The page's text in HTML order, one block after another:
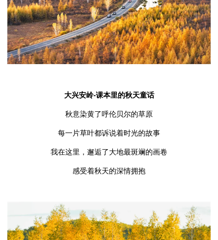
大兴安岭-课本里的秋天童话
秋意染黄了呼伦贝尔的草原
每一片草叶都诉说着时光的故事
我在这里，邂逅了大地最斑斓的画卷
感受着秋天的深情拥抱